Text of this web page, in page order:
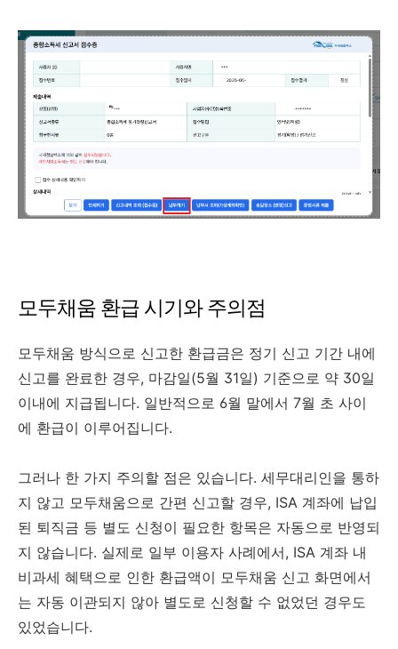
모두채움 환급 시기와 주의점
모두채움 방식으로 신고한 환급금은 정기 신고 기간 내에
신고를 완료한 경우, 마감일(5월 31일) 기준으로 약 30일
이내에 지급됩니다. 일반적으로 6월 말에서 7월 초 사이
에 환급이 이루어집니다.
그러나 한 가지 주의할 점은 있습니다. 세무대리인을 통하
지 않고 모두채움으로 간편 신고할 경우, ISA 계좌에 납입
된 퇴직금 등 별도 신청이 필요한 항목은 자동으로 반영되
지 않습니다. 실제로 일부 이용자 사례에서, ISA 계좌 내
비과세 혜택으로 인한 환급액이 모두채움 신고 화면에서
는 자동 이관되지 않아 별도로 신청할 수 없었던 경우도
있었습니다.